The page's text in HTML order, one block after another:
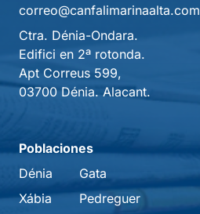
correo@canfalimarinaalta.com
Ctra. Dénia-Ondara.
Edifici en 2ª rotonda.
Apt Correus 599,
03700 Dénia. Alacant.
Poblaciones
Dénia
Xábia
Gata
Pedreguer